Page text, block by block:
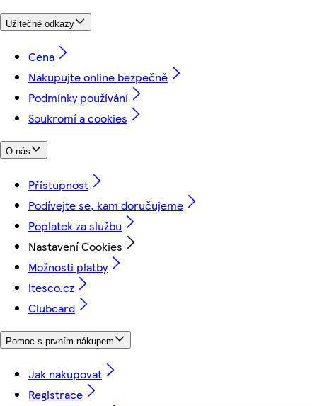
Užitečné odkazy
Cena
Nakupujte online bezpečně
Podmínky používání
Soukromí a cookies
O nás
Přístupnost
Podívejte se, kam doručujeme
Poplatek za službu
Nastavení Cookies
Možnosti platby
itesco.cz
Clubcard
Pomoc s prvním nákupem
Jak nakupovat
Registrace